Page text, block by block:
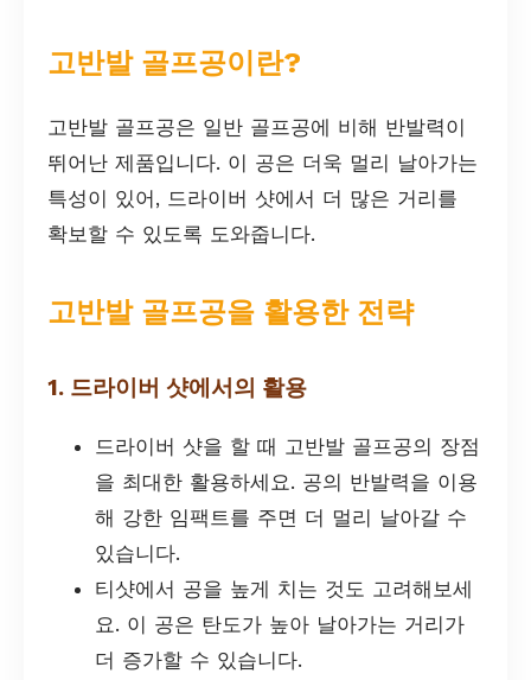
고반발 골프공이란?
고반발 골프공은 일반 골프공에 비해 반발력이
뛰어난 제품입니다. 이 공은 더욱 멀리 날아가는
특성이 있어, 드라이버 샷에서 더 많은 거리를
확보할 수 있도록 도와줍니다.
고반발 골프공을 활용한 전략
1. 드라이버 샷에서의 활용
드라이버 샷을 할 때 고반발 골프공의 장점
을 최대한 활용하세요. 공의 반발력을 이용
해 강한 임팩트를 주면 더 멀리 날아갈 수
있습니다.
티샷에서 공을 높게 치는 것도 고려해보세
요. 이 공은 탄도가 높아 날아가는 거리가
더 증가할 수 있습니다.